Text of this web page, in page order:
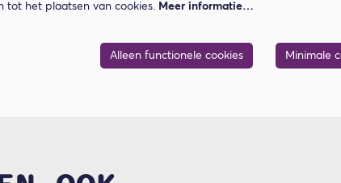
tot het plaatsen van cookies. Meer informatie…
Alleen functionele cookies Minimale